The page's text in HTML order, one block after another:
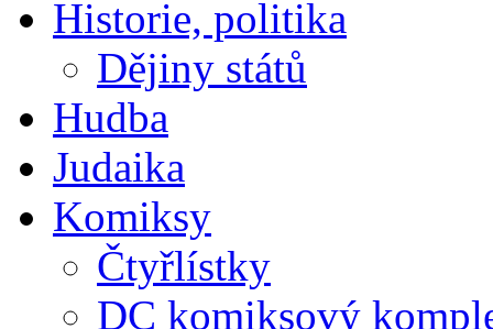
Historie, politika
Dějiny států
Hudba
Judaika
Komiksy
Čtyřlístky
DC komiksový